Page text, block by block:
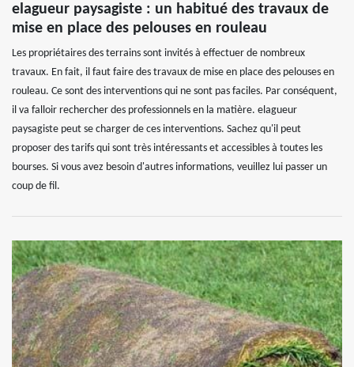
elagueur paysagiste : un habitué des travaux de
mise en place des pelouses en rouleau
Les propriétaires des terrains sont invités à effectuer de nombreux
travaux. En fait, il faut faire des travaux de mise en place des pelouses en
rouleau. Ce sont des interventions qui ne sont pas faciles. Par conséquent,
il va falloir rechercher des professionnels en la matière. elagueur
paysagiste peut se charger de ces interventions. Sachez qu'il peut
proposer des tarifs qui sont très intéressants et accessibles à toutes les
bourses. Si vous avez besoin d'autres informations, veuillez lui passer un
coup de fil.